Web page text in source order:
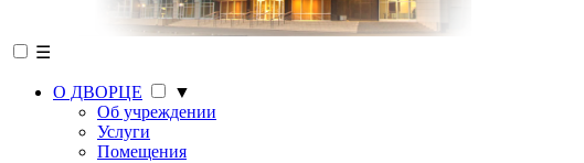
☰
О ДВОРЦЕ
▼
Об учреждении
Услуги
Помещения